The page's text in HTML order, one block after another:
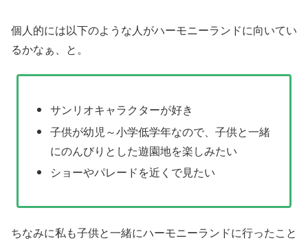
個人的には以下のような人がハーモニーランドに向いてい
るかなぁ、と。
サンリオキャラクターが好き
子供が幼児～小学低学年なので、子供と一緒
にのんびりとした遊園地を楽しみたい
ショーやパレードを近くで見たい
ちなみに私も子供と一緒にハーモニーランドに行ったこと